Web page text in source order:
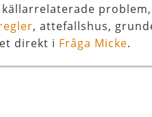
, attefallshus,
direkt i Fråga Micke.